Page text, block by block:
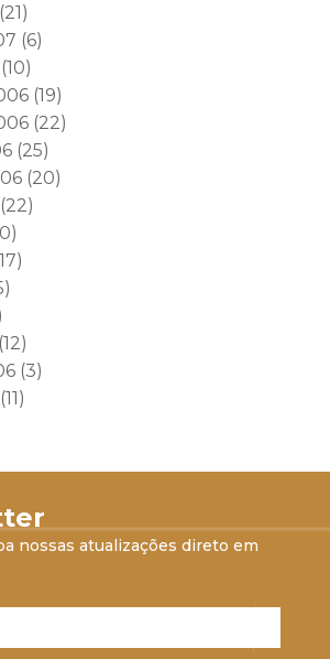
(21)
(6)
(10)
(19)
(22)
(25)
(20)
(3)
nossas atualizações direto em